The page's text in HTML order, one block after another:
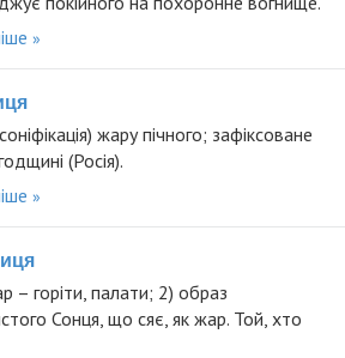
жару пічного; зафіксоване
(Росія).
– горіти, палати; 2) образ
Сонця, що сяє, як жар. Той, хто